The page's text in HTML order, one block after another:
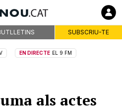
SUBSCRIU-TE
EN DIRECTE EL 9 FM
als actes